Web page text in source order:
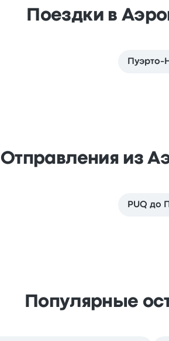
Поездки в
Пуэрто-
Отправления из
PUQ до
Популярные